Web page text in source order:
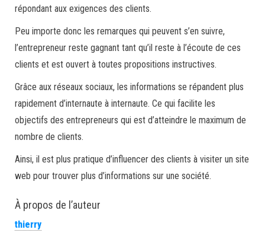
répondant aux exigences des clients.
Peu importe donc les remarques qui peuvent s’en suivre,
l’entrepreneur reste gagnant tant qu’il reste à l’écoute de ces
clients et est ouvert à toutes propositions instructives.
Grâce aux réseaux sociaux, les informations se répandent plus
rapidement d’internaute à internaute. Ce qui facilite les
objectifs des entrepreneurs qui est d’atteindre le maximum de
nombre de clients.
Ainsi, il est plus pratique d’influencer des clients à visiter un site
web pour trouver plus d’informations sur une société.
À propos de l’auteur
thierry